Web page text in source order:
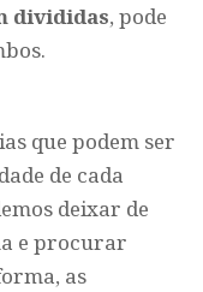
divididas, pode
que podem ser
de cada
deixar de
e procurar
as